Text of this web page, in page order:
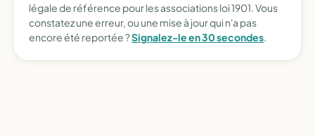
légale de référence pour les associations loi 1901. Vous
constatez une erreur, ou une mise à jour qui n'a pas
encore été reportée ?Signalez-le en 30 secondes.